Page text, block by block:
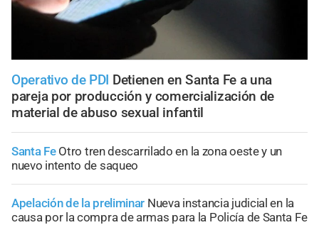
Operativo de PDI Detienen en Santa Fe a una
pareja por producción y comercialización de
material de abuso sexual infantil
Santa Fe Otro tren descarrilado en la zona oeste y un
nuevo intento de saqueo
Apelación de la preliminar Nueva instancia judicial en la
causa por la compra de armas para la Policía de Santa Fe